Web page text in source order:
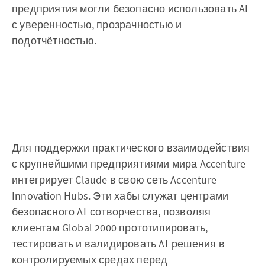
предприятия могли безопасно использовать AI
с уверенностью, прозрачностью и
подотчётностью.
Для поддержки практического взаимодействия
с крупнейшими предприятиями мира Accenture
интегрирует Claude в свою сеть Accenture
Innovation Hubs. Эти хабы служат центрами
безопасного AI-сотворчества, позволяя
клиентам Global 2000 прототипировать,
тестировать и валидировать AI-решения в
контролируемых средах перед